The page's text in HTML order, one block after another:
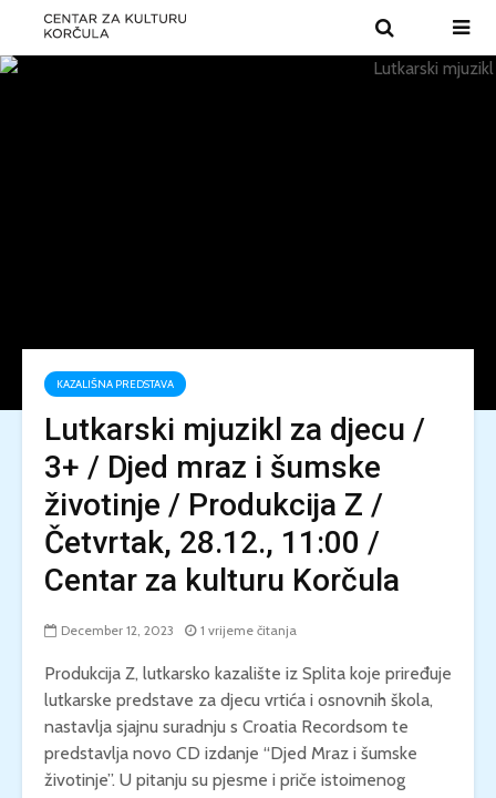
KAZALIŠNA PREDSTAVA
Lutkarski mjuzikl za djecu /
3+ / Djed mraz i šumske
životinje / Produkcija Z /
Četvrtak, 28.12., 11:00 /
Centar za kulturu Korčula
December 12, 2023 1 vrijeme čitanja
Produkcija Z, lutkarsko kazalište iz Splita koje priređuje
lutkarske predstave za djecu vrtića i osnovnih škola,
nastavlja sjajnu suradnju s Croatia Recordsom te
predstavlja novo CD izdanje “Djed Mraz i šumske
životinje”. U pitanju su pjesme i priče istoimenog